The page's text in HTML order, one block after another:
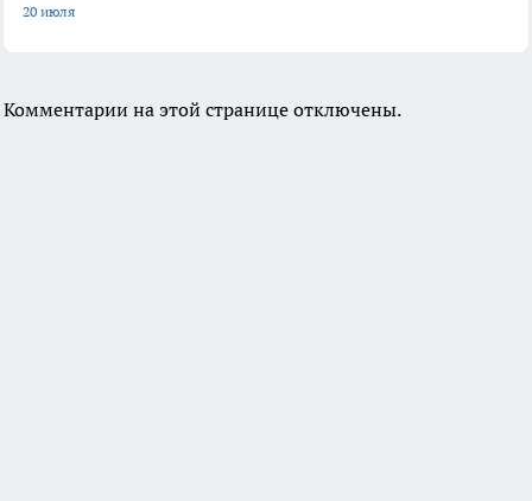
20 июля
Комментарии на этой странице отключены.